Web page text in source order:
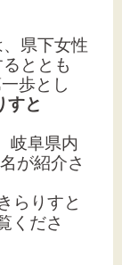
県下女性
ととも
歩とし
すと
岐阜県内
が紹介さ
らりすと
くださ